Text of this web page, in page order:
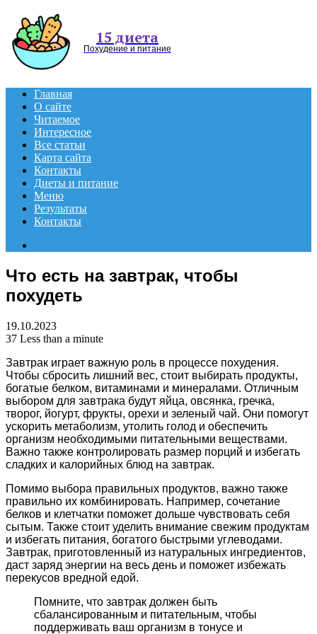
15 диета
Похудение и питание
Главная
О сайте
Читаемое
Интересное
Все статьи
Карта сайта
Контакты
Диеты и питание
Меню
Результаты
Контакты
Что есть на завтрак, чтобы
похудеть
19.10.2023
37 Less than a minute
Завтрак играет важную роль в процессе похудения.
Чтобы сбросить лишний вес, стоит выбирать продукты,
богатые белком, витаминами и минералами. Отличным
выбором для завтрака будут яйца, овсянка, гречка,
творог, йогурт, фрукты, орехи и зеленый чай. Они помогут
ускорить метаболизм, утолить голод и обеспечить
организм необходимыми питательными веществами.
Важно также контролировать размер порций и избегать
сладких и калорийных блюд на завтрак.
Помимо выбора правильных продуктов, важно также
правильно их комбинировать. Например, сочетание
белков и клетчатки поможет дольше чувствовать себя
сытым. Также стоит уделить внимание свежим продуктам
и избегать питания, богатого быстрыми углеводами.
Завтрак, приготовленный из натуральных ингредиентов,
даст заряд энергии на весь день и поможет избежать
перекусов вредной едой.
Помните, что завтрак должен быть
сбалансированным и питательным, чтобы
поддерживать ваш организм в тонусе и